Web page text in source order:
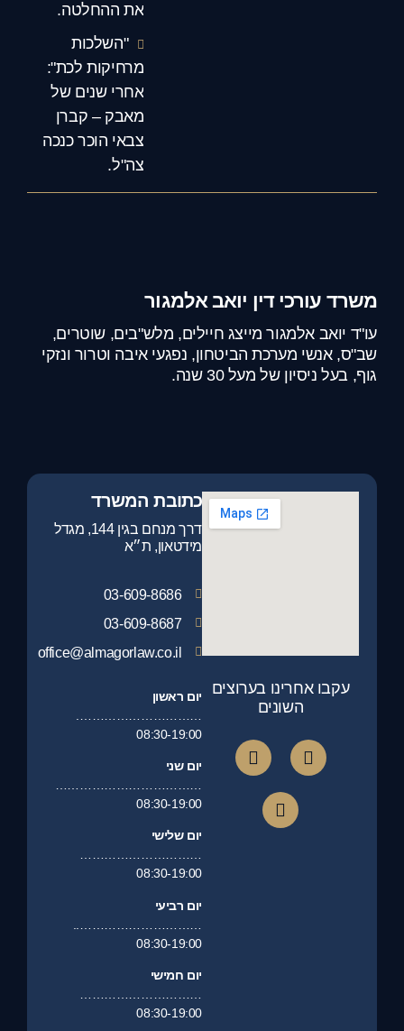
משרד עורכי דין יואב אלמגור
עו"ד יואב אלמגור מייצג חיילים, מלש"בים, שוטרים,
שב"ס, אנשי מערכת הביטחון, נפגעי איבה וטרור ונזקי
גוף, בעל ניסיון של מעל 30 שנה.
עקבו אחרינו בערוצים
השונים
כתובת המשרד
דרך מנחם בגין 144, מגדל
מידטאון, ת״א
03-609-8686
03-609-8687
office@almagorlaw.co.il
יום ראשון
08:30-19:00
יום שני
08:30-19:00
יום שלישי
…………………………
08:30-19:00
יום רביעי
08:30-19:00
יום חמישי
…………………………
08:30-19:00
את ההחלטה.
"השלכות
מרחיקות לכת":
אחרי שנים של
מאבק – קברן
צבאי הוכר כנכה
צה"ל.